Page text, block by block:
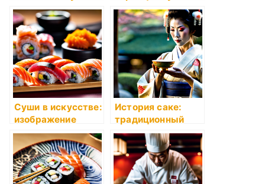
влияние на
развитие суши
что выбрать в
каждое время
года?
Суши в искусстве:
изображение
пищи в живописи
и фотографии
История саке:
традиционный
японский напиток